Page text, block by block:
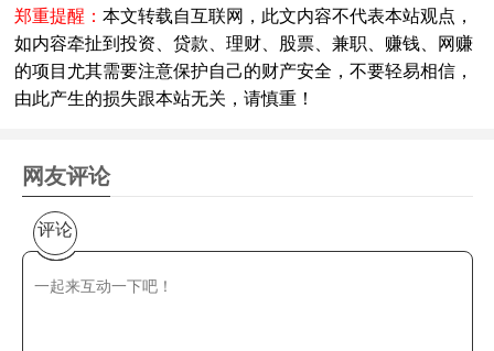
郑重提醒： 本文转载自互联网，此文内容不代表本站观点，
如内容牵扯到投资、贷款、理财、股票、兼职、赚钱、网赚
的项目尤其需要注意保护自己的财产安全，不要轻易相信，
由此产生的损失跟本站无关，请慎重！
网友评论
评论